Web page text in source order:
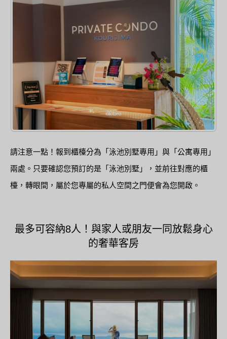
請注意一點！報到櫃檯分為「泳池別墅專用」與「公寓專用」
兩處。只要確認您預訂的是「泳池別墅」，並前往對應的櫃
檯，轉眼間，屬於您專屬的私人空間之門便會為您開啟。
最多可容納8人！與家人或朋友一同放鬆身心
的奢華客房